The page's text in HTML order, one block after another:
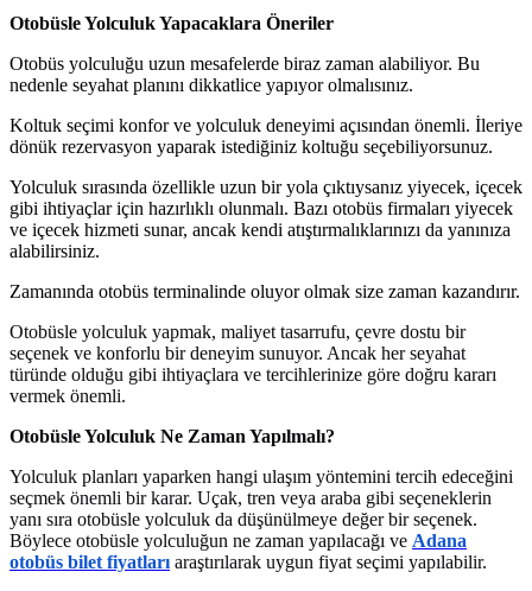
Otobüsle Yolculuk Yapacaklara Öneriler
Otobüs yolculuğu uzun mesafelerde biraz zaman alabiliyor. Bu
nedenle seyahat planını dikkatlice yapıyor olmalısınız.
Koltuk seçimi konfor ve yolculuk deneyimi açısından önemli. İleriye
dönük rezervasyon yaparak istediğiniz koltuğu seçebiliyorsunuz.
Yolculuk sırasında özellikle uzun bir yola çıktıysanız yiyecek, içecek
gibi ihtiyaçlar için hazırlıklı olunmalı. Bazı otobüs firmaları yiyecek
ve içecek hizmeti sunar, ancak kendi atıştırmalıklarınızı da yanınıza
alabilirsiniz.
Zamanında otobüs terminalinde oluyor olmak size zaman kazandırır.
Otobüsle yolculuk yapmak, maliyet tasarrufu, çevre dostu bir
seçenek ve konforlu bir deneyim sunuyor. Ancak her seyahat
türünde olduğu gibi ihtiyaçlara ve tercihlerinize göre doğru kararı
vermek önemli.
Otobüsle Yolculuk Ne Zaman Yapılmalı?
Yolculuk planları yaparken hangi ulaşım yöntemini tercih edeceğini
seçmek önemli bir karar. Uçak, tren veya araba gibi seçeneklerin
yanı sıra otobüsle yolculuk da düşünülmeye değer bir seçenek.
Böylece otobüsle yolculuğun ne zaman yapılacağı ve Adana
otobüs bilet fiyatları araştırılarak uygun fiyat seçimi yapılabilir.